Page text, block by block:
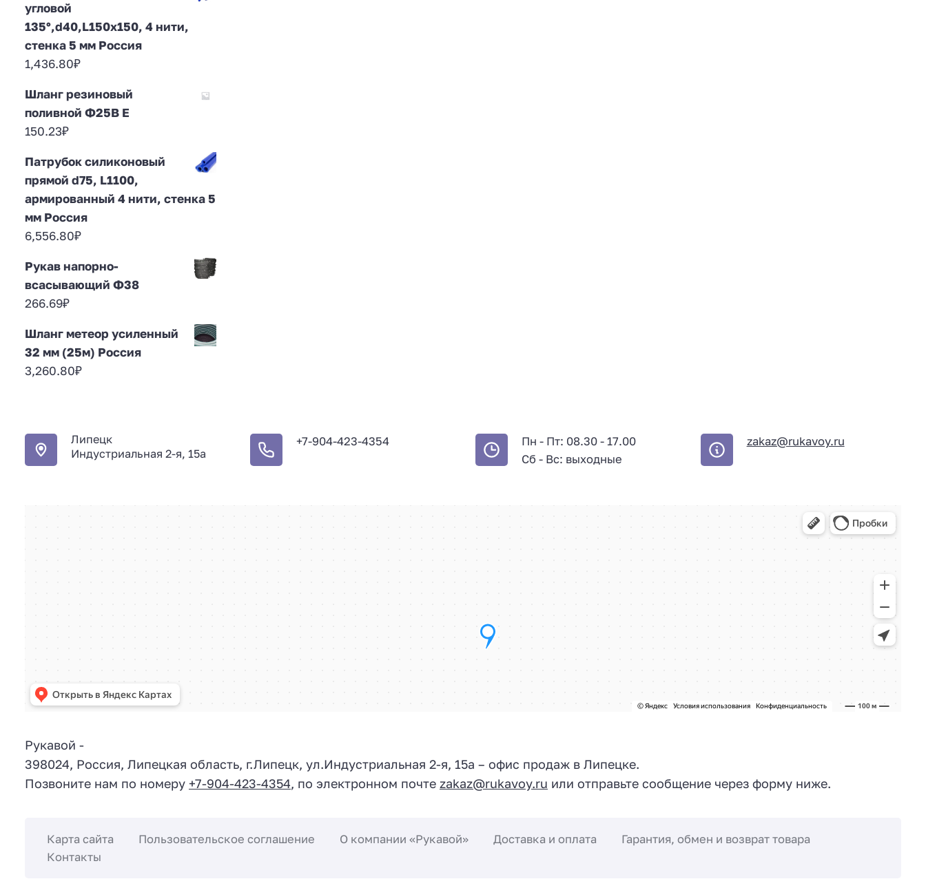
угловой
135°,d40,L150x150, 4 нити,
стенка 5 мм Россия
1,436.80₽
Шланг резиновый
поливной Ф25В E
150.23₽
Патрубок силиконовый
прямой d75, L1100,
армированный 4 нити, стенка 5
мм Россия
6,556.80₽
Рукав напорно-
всасывающий Ф38
266.69₽
Шланг метеор усиленный
32 мм (25м) Россия
3,260.80₽
Липецк
Индустриальная 2-я, 15а
+7-904-423-4354
Пн - Пт: 08.30 - 17.00
Сб - Вс: выходные
zakaz@rukavoy.ru
Рукавой -
398024, Россия, Липецкая область, г.Липецк, ул.Индустриальная 2-я, 15а – офис продаж в Липецке.
Позвоните нам по номеру +7-904-423-4354, по электронном почте zakaz@rukavoy.ru или отправьте сообщение через форму ниже.
Карта сайта Пользовательское соглашение О компании «Рукавой» Доставка и оплата
Гарантия, обмен и возврат товара
Контакты